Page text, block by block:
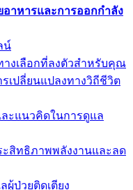
าหารและการออกกำลัง
น์
างเลือกที่ลงตัวสำหรับคุณ
เปลี่ยนแปลงทางวิถีชีวิต
ะแนวคิดในการดูแล
ะสิทธิภาพพลังงานและลด
ป่วยติดเตียง